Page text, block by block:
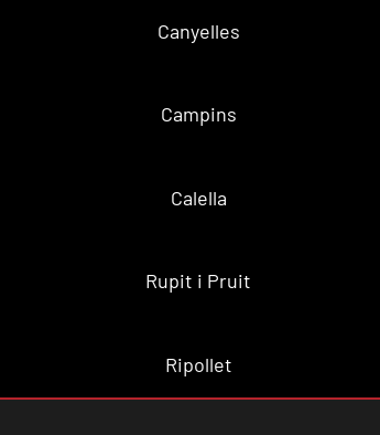
Canyelles
Campins
Calella
Rupit i Pruit
Ripollet